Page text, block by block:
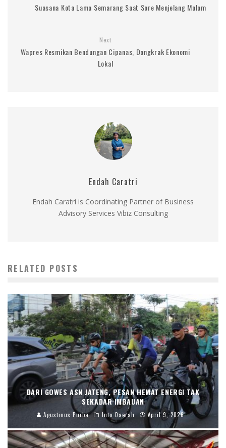
Suasana Kota Lama Semarang Saat Sore Menjelang Malam
Next
Wapres Resmikan Bendungan Cipanas, Dongkrak Ekonomi
Lokal
Endah Caratri
Endah Caratri is Coordinating Partner of Business
Advisory Services Vibiz Consulting
RELATED POSTS
DARI GOWES ASN JATENG, PESAN HEMAT ENERGI TAK
SEKADAR IMBAUAN
Agustinus Purba Info Daerah April 9, 2026